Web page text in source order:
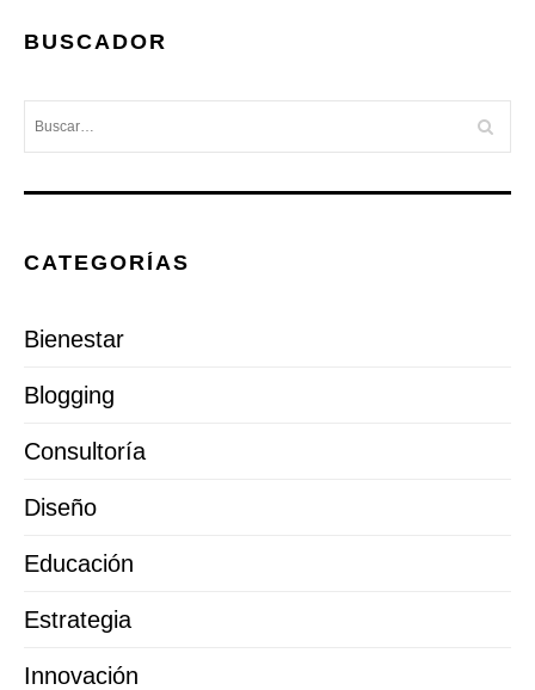
BUSCADOR
CATEGORÍAS
Bienestar
Blogging
Consultoría
Diseño
Educación
Estrategia
Innovación